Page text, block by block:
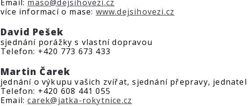
Email: maso@dejsihovezi.cz
více informací o mase: www.dejsihovezi.cz
David Pešek
sjednání porážky s vlastní dopravou
Telefon: +420 773 673 433
Martin Čarek
jednání o výkupu vašich zvířat, sjednání přepravy, jednatel
Telefon: +420 608 441 055
Email:carek@jatka-rokytnice.cz